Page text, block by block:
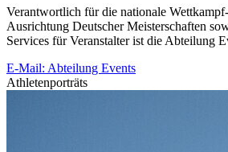
Verantwortlich für die nationale
Ausrichtung Deutscher Meisterschaften
Services für Veranstalter ist die Abteilung
E-Mail: Abteilung Events
Athletenporträts